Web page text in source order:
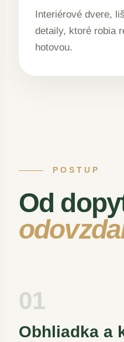
Interiérové dvere,
detaily, ktoré robia
hotovou.
POSTUP
Od
01
Obhliadka a